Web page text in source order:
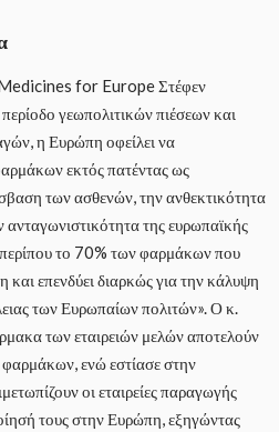
Medicines for Europe Στέφεν
γεωπολιτικών πιέσεων και
η Ευρώπη οφείλει να
εκτός πατέντας ως
των ασθενών, την ανθεκτικότητα
της ευρωπαϊκής
το 70% των φαρμάκων που
επενδύει διαρκώς για την κάλυψη
των Ευρωπαίων πολιτών». Ο κ.
των εταιρειών μελών αποτελούν
ενώ εστίασε στην
οι εταιρείες παραγωγής
τους στην Ευρώπη, εξηγώντας